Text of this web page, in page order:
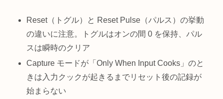
Reset（トグル）と Reset Pulse（パルス）の挙動
の違いに注意。トグルはオンの間 0 を保持、パル
スは瞬時のクリア
Capture モードが「Only When Input Cooks」のと
きは入力クックが起きるまでリセット後の記録が
始まらない